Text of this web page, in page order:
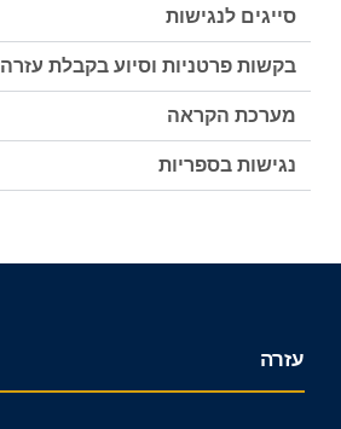
סייגים לנגישות
בקשות פרטניות וסיוע בקבלת עזרה
מערכת הקראה
נגישות בספריות
עזרה